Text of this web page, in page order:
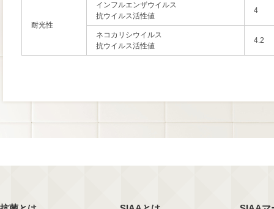
耐光性
インフルエンザウイルス
抗ウイルス活性値
4
ネコカリシウイルス
抗ウイルス活性値
4.2